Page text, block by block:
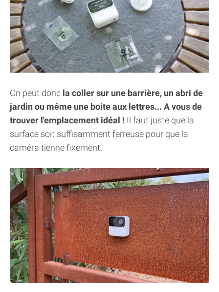
On peut donc la coller sur une barrière, un abri de
jardin ou même une boite aux lettres... A vous de
trouver l'emplacement idéal ! Il faut juste que la
surface soit suffisamment ferreuse pour que la
caméra tienne fixement.